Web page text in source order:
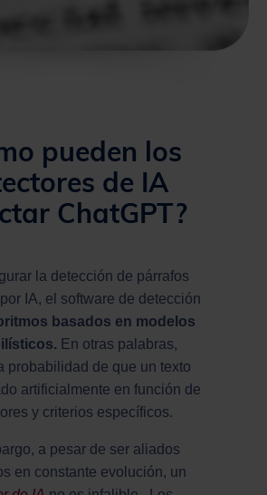
pueden los
de IA
ChatGPT?
la detección de párrafos
IA, el software de detección
basados en modelos
En otras palabras,
probabilidad de que un texto
artificialmente en función de
y criterios específicos.
a pesar de ser aliados
en constante evolución, un